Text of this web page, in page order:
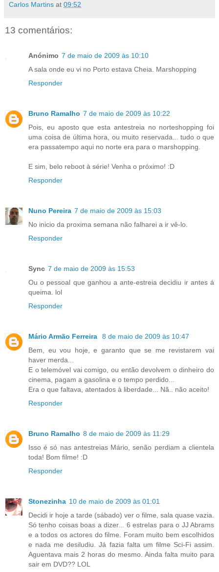
Carlos Martins at 09:52
13 comentários:
Anónimo 7 de maio de 2009 às 10:10
A sala onde eu vi no Porto estava Cheia. Marshopping
Responder
Bruno Ramalho 7 de maio de 2009 às 10:22
Pois, eu aposto que esta antestreia no norteshopping foi
uma coisa de última hora, ou muito reservada... tudo o que
era passatempo aqui no norte era para o marshopping.
E sim, belo reboot à série! Venha o próximo! :D
Responder
Nuno Pereira 7 de maio de 2009 às 15:03
No inicio da proxima semana não falharei a ir vê-lo.
Responder
Sync 7 de maio de 2009 às 15:53
Ou o pessoal que ganhou a ante-estreia decidiu ir antes á
queima. lol
Responder
Mário Armão Ferreira
8 de maio de 2009 às 10:47
Bem, eu vou hoje, e garanto que se me revistarem vai
haver merda...
E o telemóvel vai comigo, ou então devolvem o dinheiro do
cinema, pagam a gasolina e o tempo perdido...
Era o que faltava, atentados à liberdade... Nã.. não aceito!
Responder
Bruno Ramalho 8 de maio de 2009 às 11:29
Isso é só nas antestreias Mário, senão perdiam a clientela
toda! Bom filme! :D
Responder
Stonezinha 10 de maio de 2009 às 01:01
Decidi ir hoje a tarde (sábado) ver o filme, sala quase vazia.
Só tenho coisas boas a dizer... 6 estrelas para o JJ Abrams
e a todos os actores do filme. Foram muito bem escolhidos
e nada me desiludiu. Já fazia falta um filme Sci-Fi assim.
Aguentava mais 2 horas do mesmo. Ainda falta muito para
sair em DVD?? LOL